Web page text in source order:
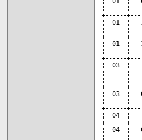
¦      ¦
+------
¦  01  ¦
¦      ¦
+------
¦  01  ¦
¦      ¦
+------
¦  03  ¦
¦      ¦
¦      ¦
+------
¦  03  ¦
¦      ¦
+------
¦  04  ¦
+------
¦  04  ¦
¦      ¦